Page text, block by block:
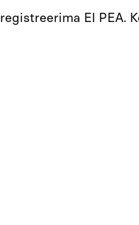
EI PEA.